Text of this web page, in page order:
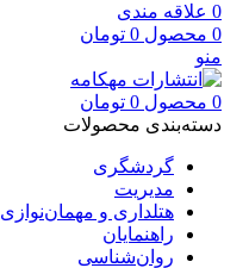
0 علاقه مندی
0 محصول 0 تومان
منو
0 محصول 0 تومان
دسته‌بندی محصولات
گردشگری
مدیریت
هتلداری و مهمان‌نوازی
راهنمایان
روان‌شناسی